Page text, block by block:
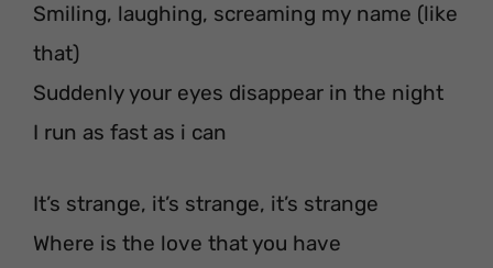
Smiling, laughing, screaming my name (like
that)
Suddenly your eyes disappear in the night
I run as fast as i can
It’s strange, it’s strange, it’s strange
Where is the love that you have